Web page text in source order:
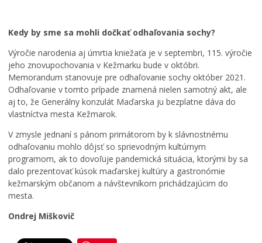
Kedy by sme sa mohli dočkať odhaľovania sochy?
Výročie narodenia aj úmrtia kniežaťa je v septembri, 115. výročie
jeho znovupochovania v Kežmarku bude v októbri.
Memorandum stanovuje pre odhaľovanie sochy október 2021.
Odhaľovanie v tomto prípade znamená nielen samotný akt, ale
aj to, že Generálny konzulát Maďarska ju bezplatne dáva do
vlastníctva mesta Kežmarok.
V zmysle jednaní s pánom primátorom by k slávnostnému
odhaľovaniu mohlo dôjsť so sprievodným kultúrnym
programom, ak to dovoľuje pandemická situácia, ktorými by sa
dalo prezentovať kúsok maďarskej kultúry a gastronómie
kežmarským občanom a návštevníkom prichádzajúcim do
mesta.
Ondrej Miškovič
á
d
z
k
o
v
ý
p
o
r
i
a
d
o
k
7
p
r
e
p
í
s
a
l
h
r
a
n
i
c
u
7
r
o
j
i
c
e
v
K
e
ž
m
a
r
k
u
7